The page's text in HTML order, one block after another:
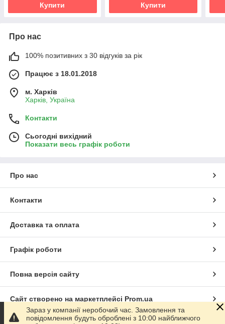
Купити Купити
Про нас
100% позитивних з 30 відгуків за рік
Працює з 18.01.2018
м. Харків
Харків, Україна
Контакти
Сьогодні вихідний
Показати весь графік роботи
Про нас
Контакти
Доставка та оплата
Графік роботи
Повна версія сайту
Сайт створено на маркетплейсі Prom.ua
Зараз у компанії неробочий час. Замовлення та
повідомлення будуть оброблені з 10:00 найближчого